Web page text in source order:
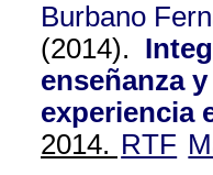
Burbano
(2014).
enseñanza
experiencia
2014. RTF